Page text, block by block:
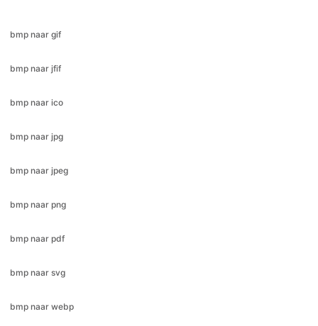
bmp naar ico
bmp naar jpg
bmp naar jpeg
bmp naar png
bmp naar pdf
bmp naar svg
bmp naar webp
cr2 naar bmp
cr2 naar jfif